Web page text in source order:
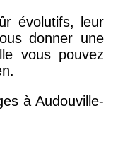
évolutifs, leur
donner une
vous pouvez
à Audouville-